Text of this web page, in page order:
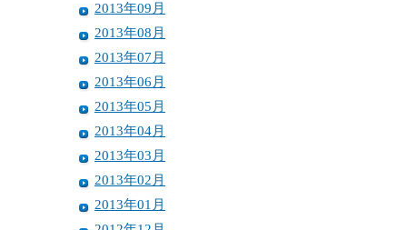
2013年09月
2013年08月
2013年07月
2013年06月
2013年05月
2013年04月
2013年03月
2013年02月
2013年01月